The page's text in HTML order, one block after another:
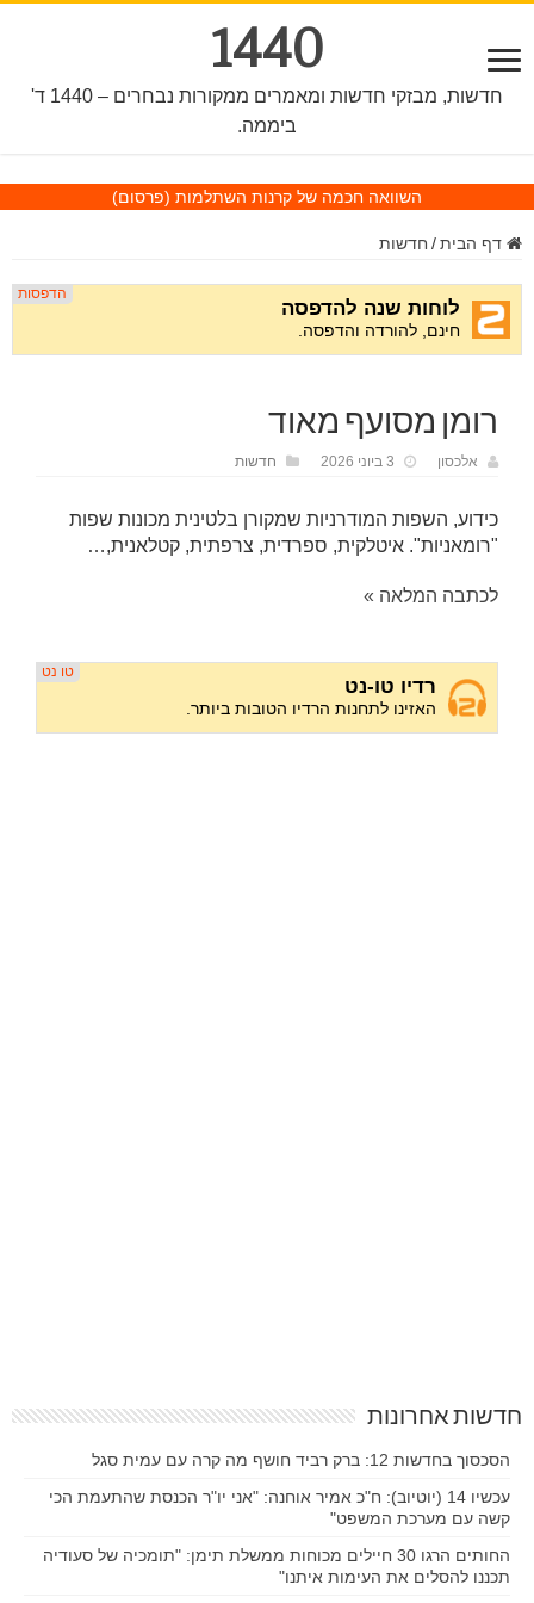
1440
חדשות, מבזקי חדשות ומאמרים ממקורות נבחרים – 1440 ד'
ביממה.
השוואה חכמה של קרנות השתלמות (פרסום)
דף הבית / חדשות
רומן מסועף מאוד
אלכסון 3 ביוני 2026 חדשות
כידוע, השפות המודרניות שמקורן בלטינית מכונות שפות
"רומאניות". איטלקית, ספרדית, צרפתית, קטלאנית,…
לכתבה המלאה »
חדשות אחרונות
הסכסוך בחדשות 12: ברק רביד חושף מה קרה עם עמית סגל
עכשיו 14 (יוטיוב): ח"כ אמיר אוחנה: "אני יו"ר הכנסת שהתעמת הכי
קשה עם מערכת המשפט"
החותים הרגו 30 חיילים מכוחות ממשלת תימן: "תומכיה של סעודיה
תכננו להסלים את העימות איתנו"